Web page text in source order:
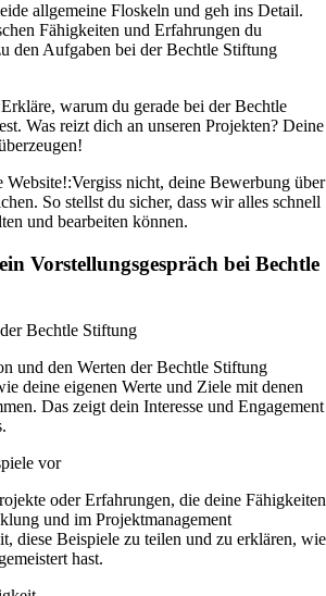
allgemeine Floskeln und geh ins Detail.
Fähigkeiten und Erfahrungen du
den Aufgaben bei der Bechtle Stiftung
Erkläre, warum du gerade bei der Bechtle
Was reizt dich an unseren Projekten? Deine
Website!:Vergiss nicht, deine Bewerbung über
So stellst du sicher, dass wir alles schnell
und bearbeiten können.
Vorstellungsgespräch bei Bechtle
Bechtle Stiftung
und den Werten der Bechtle Stiftung
deine eigenen Werte und Ziele mit denen
Das zeigt dein Interesse und Engagement
vor
oder Erfahrungen, die deine Fähigkeiten
und im Projektmanagement
diese Beispiele zu teilen und zu erklären, wie
hast.